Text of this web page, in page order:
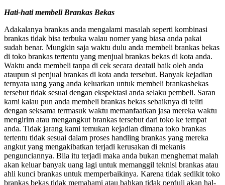
Hati-hati membeli Brankas Bekas
Adakalanya brankas anda mengalami masalah seperti kombinasi
brankas tidak bisa terbuka walau nomer yang biasa anda pakai
sudah benar. Mungkin saja waktu dulu anda membeli brankas bekas
di toko brankas tertentu yang menjual brankas bekas di kota anda.
Waktu anda membeli tanpa di cek secara deatail baik oleh anda
ataupun si penjual brankas di kota anda tersebut. Banyak kejadian
ternyata uang yang anda keluarkan untuk membeli brankasbekas
tersebut tidak sesuai dengan ekspektasi anda selaku pembeli. Saran
kami kalau pun anda membeli brankas bekas sebaiknya di teliti
dengan seksama termasuk waktu memanfaatkan jasa mereka waktu
mengirim atau mengangkut brankas tersebut dari toko ke tempat
anda. Tidak jarang kami temukan kejadian dimana toko brankas
tertentu tidak sesuai dalam proses handling brankas yang mereka
angkut yang mengakibatkan terjadi kerusakan di mekanis
pengunciannya. Bila itu terjadi maka anda bukan menghemat malah
akan keluar banyak uang lagi untuk memanggil teknisi brankas atau
ahli kunci brankas untuk memperbaikinya. Karena tidak sedikit toko
brankas bekas tidak memahami atau bahkan tidak perduli akan hal-